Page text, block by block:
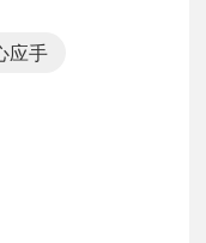
示无可奈何
应手